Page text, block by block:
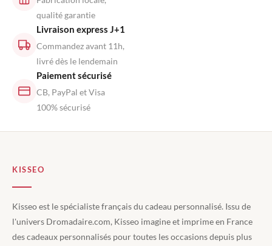
qualité garantie
Livraison express J+1
Commandez avant 11h,
livré dès le lendemain
Paiement sécurisé
CB, PayPal et Visa
100% sécurisé
KISSEO
Kisseo est le spécialiste français du cadeau personnalisé. Issu de
l'univers Dromadaire.com, Kisseo imagine et imprime en France
des cadeaux personnalisés pour toutes les occasions depuis plus